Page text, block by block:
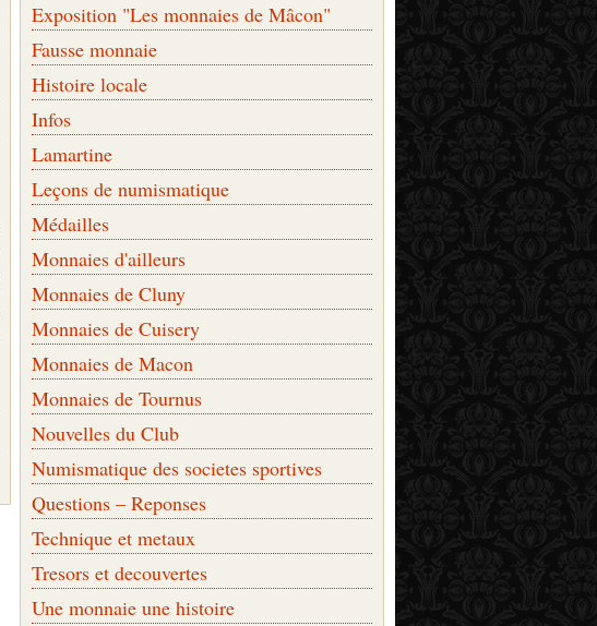
Exposition "Les monnaies de Mâcon"
Fausse monnaie
Histoire locale
Infos
Lamartine
Leçons de numismatique
Médailles
Monnaies d'ailleurs
Monnaies de Cluny
Monnaies de Cuisery
Monnaies de Macon
Monnaies de Tournus
Nouvelles du Club
Numismatique des societes sportives
Questions – Reponses
Technique et metaux
Tresors et decouvertes
Une monnaie une histoire